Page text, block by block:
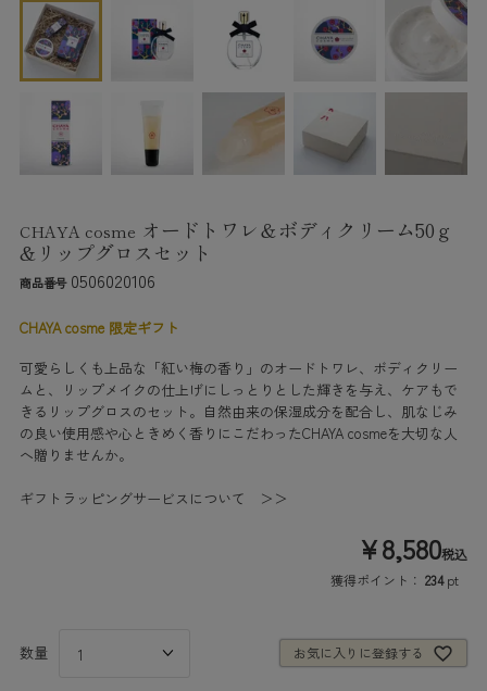
CHAYA cosme オードトワレ＆ボディクリーム50ｇ
&リップグロスセット
商品番号 0506020106
CHAYA cosme 限定ギフト
可愛らしくも上品な「紅い梅の香り」のオードトワレ、ボディクリー
ムと、リップメイクの仕上げにしっとりとした輝きを与え、ケアもで
きるリップグロスのセット。自然由来の保湿成分を配合し、肌なじみ
の良い使用感や心ときめく香りにこだわったCHAYA cosmeを大切な人
へ贈りませんか。
ギフトラッピングサービスについて ＞＞
¥8,580税込
獲得ポイント： 234 pt
お気に入りに登録する